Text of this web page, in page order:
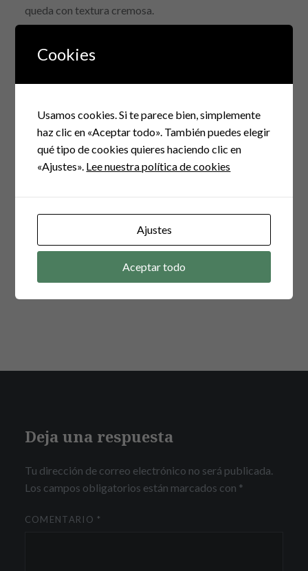
queda con textura cremosa.
Espero que os guste, ya me contaréis las variaciones
Navegación
de
entradasEnsalada de cuscús con salsa de yogur
ENTRADA SIGUIENTE
Deja una respuesta
Tu dirección de correo electrónico no será publicada.
Los campos obligatorios están marcados con *
COMENTARIO *
Cookies
Usamos cookies. Si te parece bien, simplemente
haz clic en «Aceptar todo». También puedes elegir
qué tipo de cookies quieres haciendo clic en
«Ajustes». Lee nuestra política de cookies
Ajustes
Aceptar todo